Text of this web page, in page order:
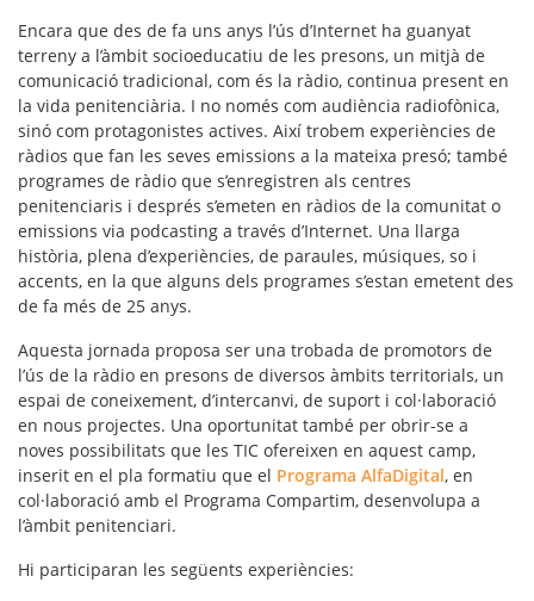
Encara que des de fa uns anys l’ús d’Internet ha guanyat
terreny a l’àmbit socioeducatiu de les presons, un mitjà de
comunicació tradicional, com és la ràdio, continua present en
la vida penitenciària. I no només com audiència radiofònica,
sinó com protagonistes actives. Així trobem experiències de
ràdios que fan les seves emissions a la mateixa presó; també
programes de ràdio que s’enregistren als centres
penitenciaris i després s’emeten en ràdios de la comunitat o
emissions via podcasting a través d’Internet. Una llarga
història, plena d’experiències, de paraules, músiques, so i
accents, en la que alguns dels programes s’estan emetent des
de fa més de 25 anys.
Aquesta jornada proposa ser una trobada de promotors de
l’ús de la ràdio en presons de diversos àmbits territorials, un
espai de coneixement, d’intercanvi, de suport i col·laboració
en nous projectes. Una oportunitat també per obrir-se a
noves possibilitats que les TIC ofereixen en aquest camp,
inserit en el pla formatiu que el Programa AlfaDigital, en
col·laboració amb el Programa Compartim, desenvolupa a
l’àmbit penitenciari.
Hi participaran les següents experiències: